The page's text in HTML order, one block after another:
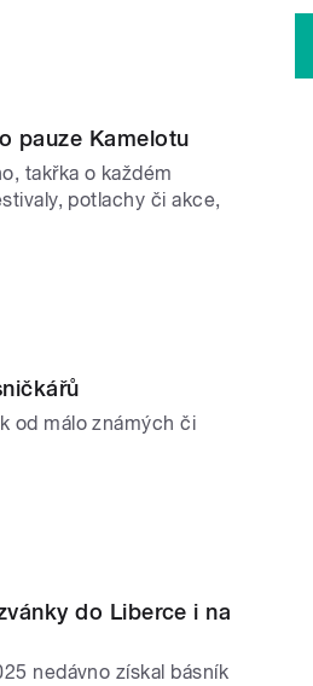
pauze Kamelotu
takřka o každém
potlachy či akce,
od málo známých či
do Liberce i na
nedávno získal básník